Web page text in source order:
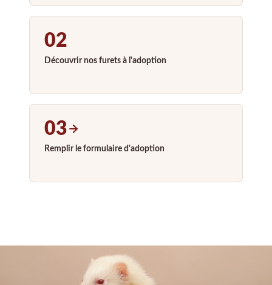
02
Découvrir nos furets à l'adoption
03
Remplir le formulaire d'adoption